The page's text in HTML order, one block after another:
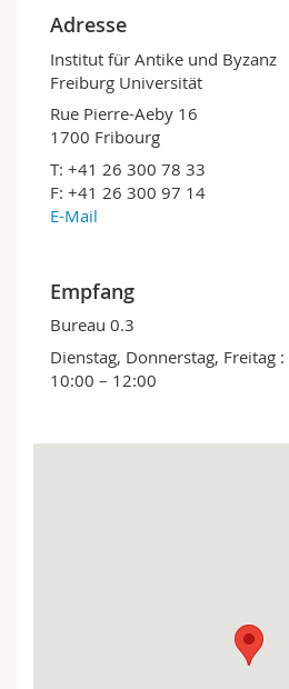
Universität
Weiterbildung
Wirtschafts- und
Philosophische Fak.
Fak. für Erziehungs- und
Math.-Nat. und Med. Fak.
Studierende
Medien
Forschende
Mitarbeitende
Personenverzeichnis
Ortsplan
Bibliotheken
Webmail
MyUnifr
Adresse
Institut für Antike und Byzanz
Freiburg Universität
Rue Pierre-Aeby 16
1700 Fribourg
T: +41 26 300 78 33
F: +41 26 300 97 14
E-Mail
Empfang
Bureau 0.3
Dienstag, Donnerstag, Freitag :
10:00 – 12:00